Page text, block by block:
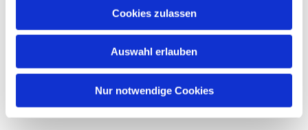
Cookies zulassen
Auswahl erlauben
Nur notwendige Cookies